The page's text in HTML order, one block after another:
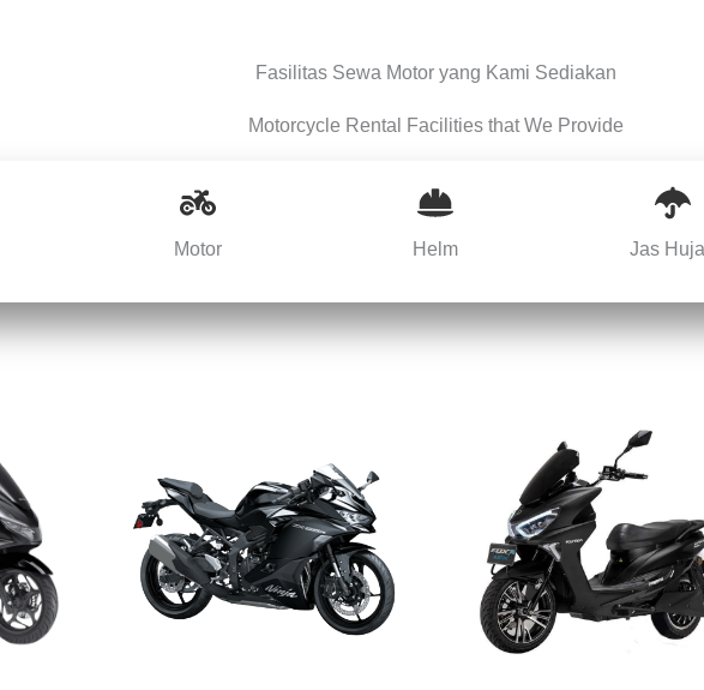
Fasilitas Sewa Motor yang Kami Sediakan
Motorcycle Rental Facilities that We Provide
Motor Helm Jas